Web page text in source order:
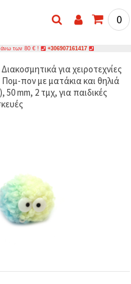
0
άνω των 80 € ! +306907161417
Διακοσμητικά για χειροτεχνίες
Πομ-πον με ματάκια και θηλιά
mm, 2 τμχ, για παιδικές